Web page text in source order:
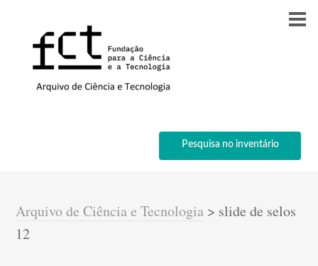
Pesquisa no inventário
Arquivo de Ciência e Tecnologia > slide de selos
12